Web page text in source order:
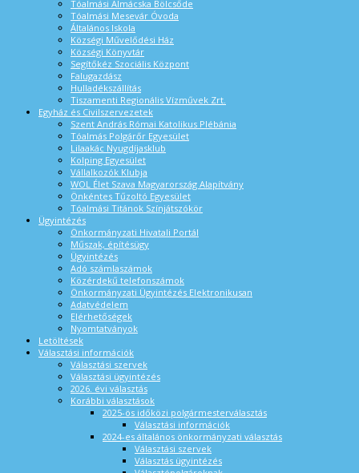
Tóalmási Almácska Bölcsőde
Tóalmási Mesevár Óvoda
Általános Iskola
Községi Művelődési Ház
Községi Könyvtár
Segítőkéz Szociális Központ
Falugazdász
Hulladékszállítás
Tiszamenti Regionális Vízművek Zrt.
Egyház és Civilszervezetek
Szent András Római Katolikus Plébánia
Tóalmás Polgárőr Egyesület
Lilaakác Nyugdíjasklub
Kolping Egyesület
Vállalkozók Klubja
WOL Élet Szava Magyarország Alapítvány
Önkéntes Tűzoltó Egyesület
Tóalmási Titánok Színjátszókör
Ügyintézés
Önkormányzati Hivatali Portál
Műszak, építésügy
Ügyintézés
Adó számlaszámok
Közérdekű telefonszámok
Önkormányzati Ügyintézés Elektronikusan
Adatvédelem
Elérhetőségek
Nyomtatványok
Letöltések
Választási információk
Választási szervek
Választási ügyintézés
2026. évi választás
Korábbi választások
2025-ös időközi polgármesterválasztás
Választási információk
2024-es általános önkormányzati választás
Választási szervek
Választás ügyintézés